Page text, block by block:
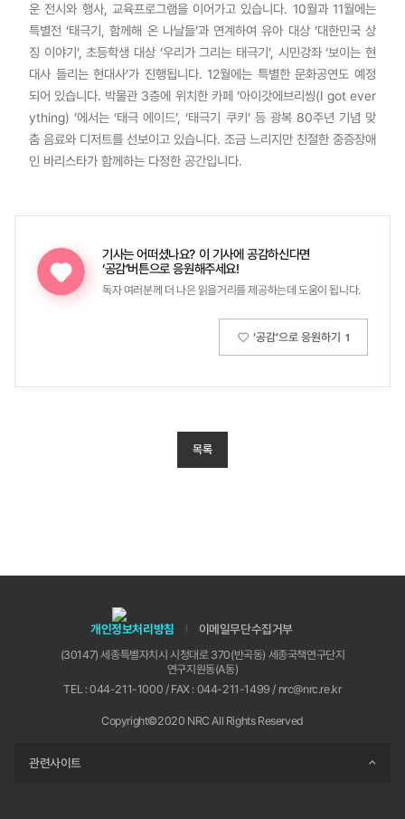
운 전시와 행사, 교육프로그램을 이어가고 있습니다. 10월과 11월에는
특별전 ‘태극기, 함께해 온 나날들’과 연계하여 유아 대상 ‘대한민국 상
징 이야기’, 초등학생 대상 ‘우리가 그리는 태극기’, 시민강좌 ‘보이는 현
대사 들리는 현대사’가 진행됩니다. 12월에는 특별한 문화공연도 예정
되어 있습니다. 박물관 3층에 위치한 카페 ‘아이갓에브리씽(I got ever
ything) ’에서는 ‘태극 에이드’, ‘태극기 쿠키’ 등 광복 80주년 기념 맞
춤 음료와 디저트를 선보이고 있습니다. 조금 느리지만 친절한 중증장애
인 바리스타가 함께하는 다정한 공간입니다.
기사는 어떠셨나요? 이 기사에 공감하신다면
‘공감’버튼으로 응원해주세요!
독자 여러분께 더 나은 읽을거리를 제공하는데 도움이 됩니다.
‘공감’으로 응원하기 1
목록
개인정보처리방침 이메일무단수집거부
(30147) 세종특별자치시 시청대로 370(반곡동) 세종국책연구단지
연구지원동(A동)
TEL : 044-211-1000 / FAX : 044-211-1499 / nrc@nrc.re.kr
Copyright©2020 NRC All Rights Reserved
관련사이트